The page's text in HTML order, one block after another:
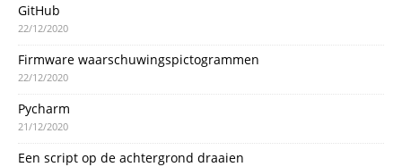
GitHub
22/12/2020
Firmware waarschuwingspictogrammen
22/12/2020
Pycharm
21/12/2020
Een script op de achtergrond draaien